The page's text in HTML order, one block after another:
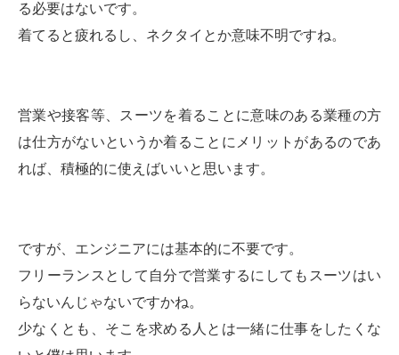
る必要はないです。
着てると疲れるし、ネクタイとか意味不明ですね。
営業や接客等、スーツを着ることに意味のある業種の方
は仕方がないというか着ることにメリットがあるのであ
れば、積極的に使えばいいと思います。
ですが、エンジニアには基本的に不要です。
フリーランスとして自分で営業するにしてもスーツはい
らないんじゃないですかね。
少なくとも、そこを求める人とは一緒に仕事をしたくな